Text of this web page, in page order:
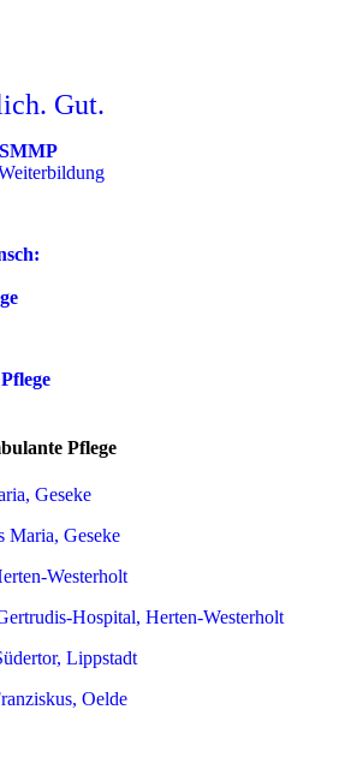
Gut.
Pflege
Geseke
Maria, Geseke
Westerholt
Hospital, Herten-Westerholt
Lippstadt
Oelde